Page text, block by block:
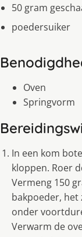
50 gram
poedersuiker
Oven
Springvorm
In een kom
kloppen. Roer
Vermeng 150
bakpoeder, het
onder
Verwarm de